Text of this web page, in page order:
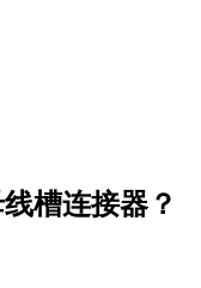
槽连接器？